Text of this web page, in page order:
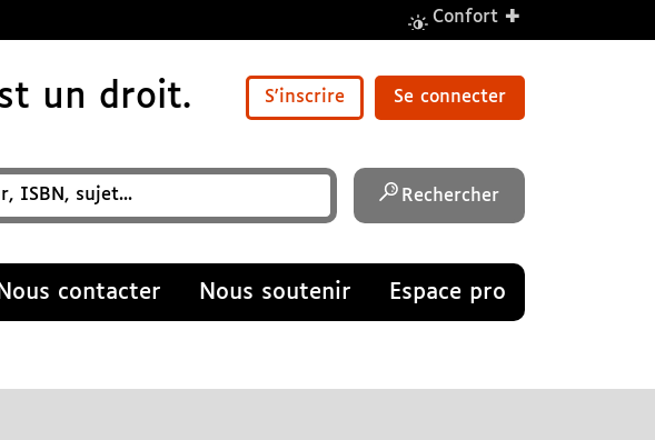
Confort +
un droit. S'inscrire Se connecter
Rechercher
Nous contacter Nous soutenir Espace pro